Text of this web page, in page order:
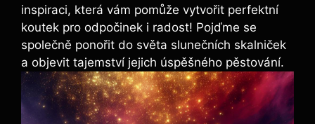
inspiraci, která vám pomůže vytvořit perfektní
koutek pro odpočinek i radost! Pojďme se
společně ponořit do světa slunečních skalniček
a objevit tajemství jejich úspěšného pěstování.